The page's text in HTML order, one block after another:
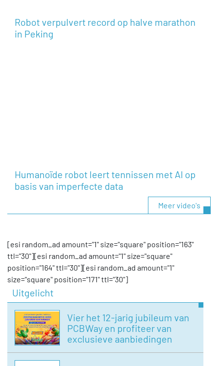
Robot verpulvert record op halve marathon
in Peking
Humanoïde robot leert tennissen met AI op
basis van imperfecte data
Meer video's
[esi random_ad amount="1" size="square" position="163"
ttl="30"][esi random_ad amount="1" size="square"
position="164" ttl="30"][esi random_ad amount="1"
size="square" position="171" ttl="30"]
Uitgelicht
Vier het 12-jarig jubileum van
PCBWay en profiteer van
exclusieve aanbiedingen